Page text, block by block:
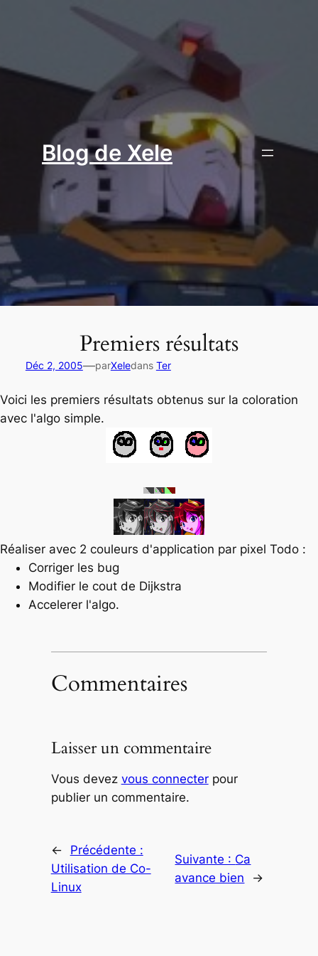
Blog de Xele
Premiers résultats
Déc 2, 2005—parXeledans Ter
Voici les premiers résultats obtenus sur la coloration
avec l'algo simple.
Réaliser avec 2 couleurs d'application par pixel Todo :
Corriger les bug
Modifier le cout de Dijkstra
Accelerer l'algo.
Commentaires
Laisser un commentaire
Vous devez vous connecterpour
publier un commentaire.
←
Précédente :
Utilisation de Co-
Linux
Suivante : Ca
avance bien
→